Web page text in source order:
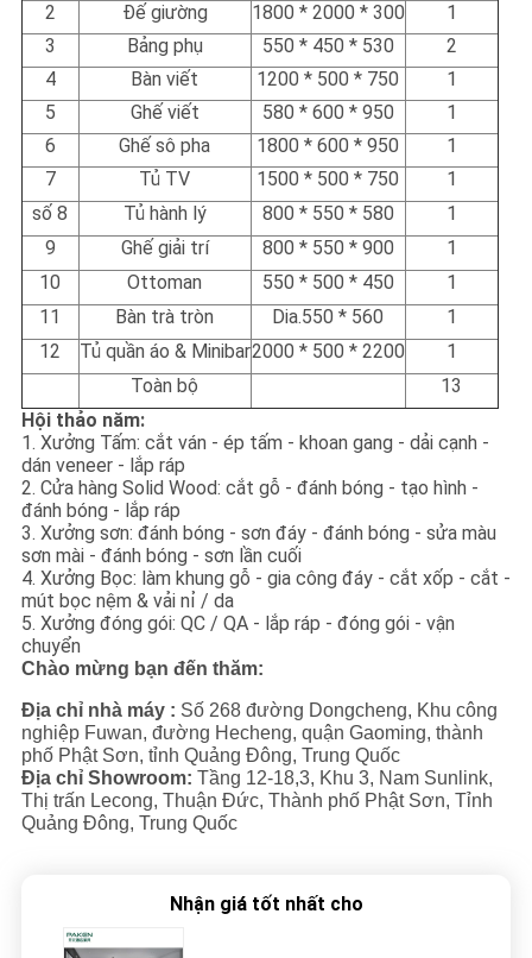
2
Đế giường 1800 * 2000 * 300
1
3
Bảng phụ 550 * 450 * 530
2
4
Bàn viết 1200 * 500 * 750
1
5
Ghế viết 580 * 600 * 950
1
6
Ghế sô pha 1800 * 600 * 950
1
7
Tủ TV 1500 * 500 * 750
1
số 8
Tủ hành lý 800 * 550 * 580
1
9
Ghế giải trí 800 * 550 * 900
1
10
Ottoman 550 * 500 * 450
1
11
Bàn trà tròn Dia.550 * 560
1
12
Tủ quần áo & Minibar2000 * 500 * 2200
1
Toàn bộ
13
Hội thảo năm:
1. Xưởng Tấm: cắt ván - ép tấm - khoan gang - dải cạnh -
dán veneer - lắp ráp
2. Cửa hàng Solid Wood: cắt gỗ - đánh bóng - tạo hình -
đánh bóng - lắp ráp
3. Xưởng sơn: đánh bóng - sơn đáy - đánh bóng - sửa màu
sơn mài - đánh bóng - sơn lần cuối
4. Xưởng Bọc: làm khung gỗ - gia công đáy - cắt xốp - cắt -
mút bọc nệm & vải nỉ / da
5. Xưởng đóng gói: QC / QA - lắp ráp - đóng gói - vận
chuyển
Chào mừng bạn đến thăm:
Địa chỉ nhà máy : Số 268 đường Dongcheng, Khu công
nghiệp Fuwan, đường Hecheng, quận Gaoming, thành
phố Phật Sơn, tỉnh Quảng Đông, Trung Quốc
Địa chỉ Showroom: Tầng 12-18,3, Khu 3, Nam Sunlink,
Thị trấn Lecong, Thuận Đức, Thành phố Phật Sơn, Tỉnh
Quảng Đông, Trung Quốc
Nhận giá tốt nhất cho